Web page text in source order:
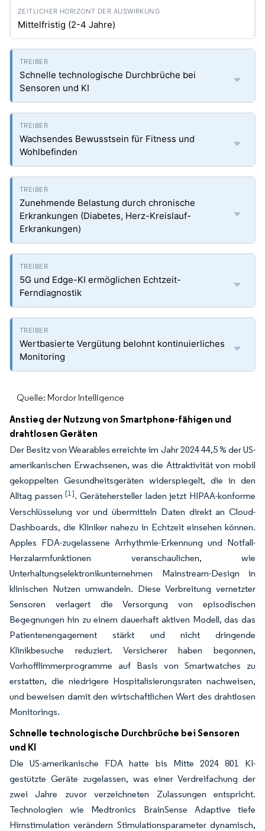
Mittelfristig (2-4 Jahre)
Schnelle technologische Durchbrüche bei
Sensoren und KI
Wachsendes Bewusstsein für Fitness und
Wohlbefinden
Zunehmende Belastung durch chronische
Erkrankungen (Diabetes, Herz-Kreislauf-
Erkrankungen)
5G und Edge-KI ermöglichen Echtzeit-
Ferndiagnostik
Wertbasierte Vergütung belohnt kontinuierliches
Monitoring
Quelle: Mordor Intelligence
Anstieg der Nutzung von Smartphone-fähigen und
drahtlosen Geräten
Der Besitz von Wearables erreichte im Jahr 2024 44,5 % der US-
amerikanischen Erwachsenen, was die Attraktivität von mobil
gekoppelten Gesundheitsgeräten widerspiegelt, die in den
Alltag passen[1]. Gerätehersteller laden jetzt HIPAA-konforme
Verschlüsselung vor und übermitteln Daten direkt an Cloud-
Dashboards, die Kliniker nahezu in Echtzeit einsehen können.
Apples FDA-zugelassene Arrhythmie-Erkennung und Notfall-
Herzalarmfunktionen veranschaulichen, wie
Unterhaltungselektronikunternehmen Mainstream-Design in
klinischen Nutzen umwandeln. Diese Verbreitung vernetzter
Sensoren verlagert die Versorgung von episodischen
Begegnungen hin zu einem dauerhaft aktiven Modell, das das
Patientenengagement stärkt und nicht dringende
Klinikbesuche reduziert. Versicherer haben begonnen,
Vorhofflimmerprogramme auf Basis von Smartwatches zu
erstatten, die niedrigere Hospitalisierungsraten nachweisen,
und beweisen damit den wirtschaftlichen Wert des drahtlosen
Monitorings.
Schnelle technologische Durchbrüche bei Sensoren
und KI
Die US-amerikanische FDA hatte bis Mitte 2024 801 KI-
gestützte Geräte zugelassen, was einer Verdreifachung der
zwei Jahre zuvor verzeichneten Zulassungen entspricht.
Technologien wie Medtronics BrainSense Adaptive tiefe
Hirnstimulation verändern Stimulationsparameter dynamisch,